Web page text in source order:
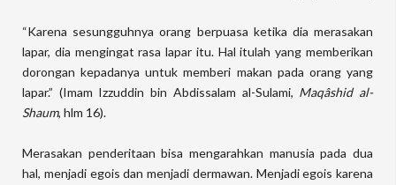
“Karena sesungguhnya orang berpuasa ketika dia merasakan
lapar, dia mengingat rasa lapar itu. Hal itulah yang memberikan
dorongan kepadanya untuk memberi makan pada orang yang
lapar.” (Imam Izzuddin bin Abdissalam al-Sulami, Maqâshid al-
Shaum, hlm 16).
Merasakan penderitaan bisa mengarahkan manusia pada dua
hal, menjadi egois dan menjadi dermawan. Menjadi egois karena